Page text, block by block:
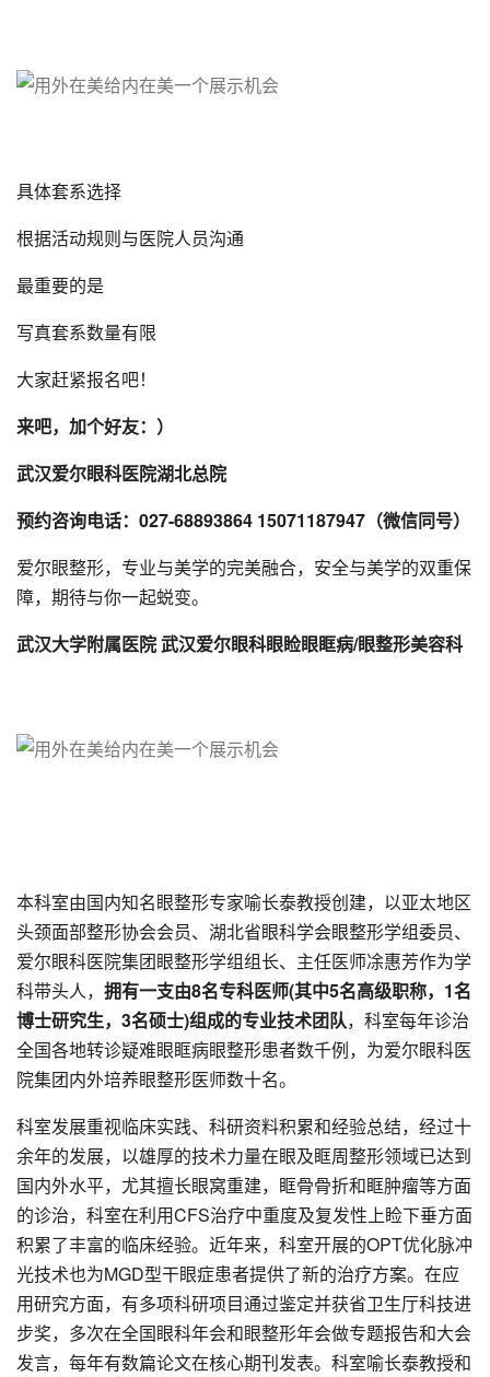
具体套系选择
根据活动规则与医院人员沟通
最重要的是
写真套系数量有限
大家赶紧报名吧！
来吧，加个好友：）
武汉爱尔眼科医院湖北总院
预约咨询电话：027-68893864 15071187947（微信同号）
爱尔眼整形，专业与美学的完美融合，安全与美学的双重保
障，期待与你一起蜕变。
武汉大学附属医院 武汉爱尔眼科眼睑眼眶病/眼整形美容科
本科室由国内知名眼整形专家喻长泰教授创建，以亚太地区
头颈面部整形协会会员、湖北省眼科学会眼整形学组委员、
爱尔眼科医院集团眼整形学组组长、主任医师凃惠芳作为学
科带头人， 拥有一支由8名专科医师(其中5名高级职称，1名
博士研究生，3名硕士)组成的专业技术团队，科室每年诊治
全国各地转诊疑难眼眶病眼整形患者数千例，为爱尔眼科医
院集团内外培养眼整形医师数十名。
科室发展重视临床实践、科研资料积累和经验总结，经过十
余年的发展，以雄厚的技术力量在眼及眶周整形领域已达到
国内外水平，尤其擅长眼窝重建，眶骨骨折和眶肿瘤等方面
的诊治，科室在利用CFS治疗中重度及复发性上睑下垂方面
积累了丰富的临床经验。近年来，科室开展的OPT优化脉冲
光技术也为MGD型干眼症患者提供了新的治疗方案。在应
用研究方面，有多项科研项目通过鉴定并获省卫生厅科技进
步奖，多次在全国眼科年会和眼整形年会做专题报告和大会
发言，每年有数篇论文在核心期刊发表。科室喻长泰教授和